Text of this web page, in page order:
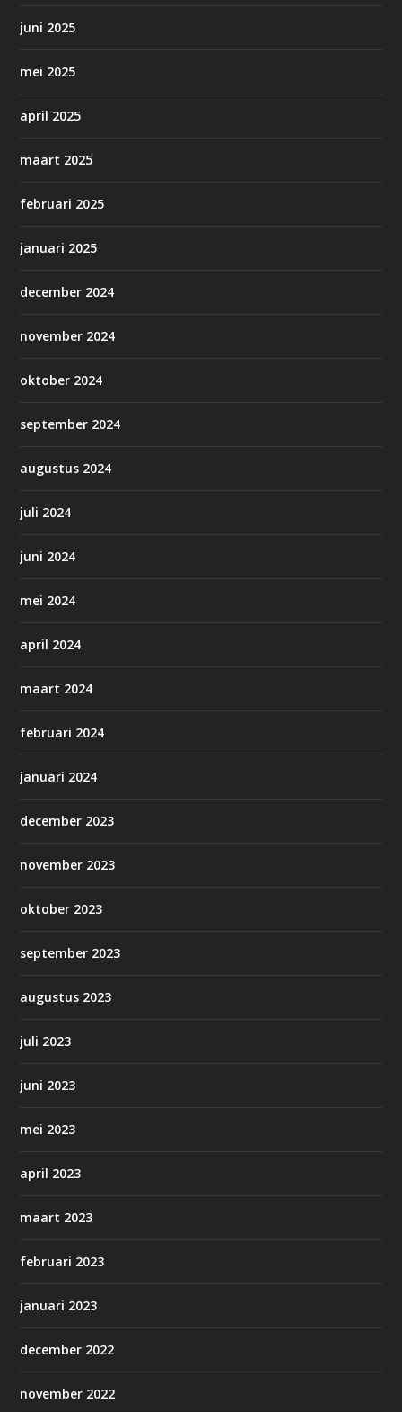
juni 2025
mei 2025
april 2025
maart 2025
februari 2025
januari 2025
december 2024
november 2024
oktober 2024
september 2024
augustus 2024
juli 2024
juni 2024
mei 2024
april 2024
maart 2024
februari 2024
januari 2024
december 2023
november 2023
oktober 2023
september 2023
augustus 2023
juli 2023
juni 2023
mei 2023
april 2023
maart 2023
februari 2023
januari 2023
december 2022
november 2022